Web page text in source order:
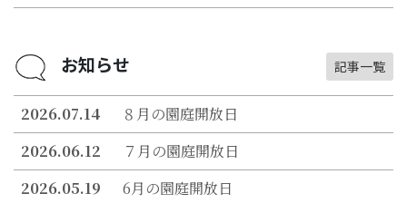
お知らせ 記事一覧
2026.07.14
８月の園庭開放日
2026.06.12
７月の園庭開放日
2026.05.19
6月の園庭開放日